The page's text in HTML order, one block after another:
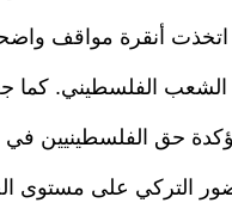
أنقرة مواقف واضحة
الشعب الفلسطيني. كما
حق الفلسطينيين في
التركي على مستوى